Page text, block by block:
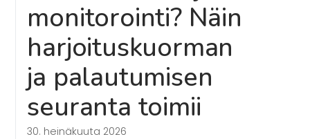
monitorointi? Näin
harjoituskuorman
ja palautumisen
seuranta toimii
30. heinäkuuta 2026